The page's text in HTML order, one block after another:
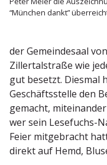
“München dankt”
der Gemein­desaal
Ziller­tal­straße wie
gut besetzt. Diesmal
Geschäfts­stelle den
gemacht,
wer sein Lesefuchs-
Feier mitge­bracht
direkt auf Hemd,